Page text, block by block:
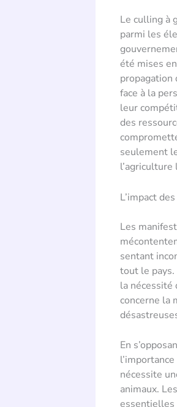
Le culling à
parmi les
été mises
propagation
face à la
leur
des
seulement
l’agriculture
L’impact
Les
sentant
tout le pays.
la nécessité
concerne la
En
nécessite
animaux.
essentielles